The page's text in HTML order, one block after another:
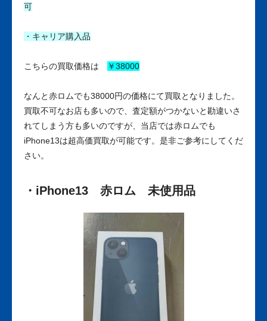
可
・キャリア購入品
こちらの買取価格は ￥38000
なんと赤ロムでも38000円の価格にて買取となりました。
買取不可なお店も多いので、査定額がつかないと勘違いさ
れてしまう方も多いのですが、当店では赤ロムでも
iPhone13は超高価買取が可能です。是非ご参考にしてくだ
さい。
・iPhone13 赤ロム 未使用品